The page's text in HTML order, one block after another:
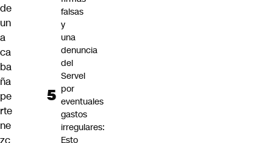
de
un
a
ca
ba
ña
pe
rte
ne
zc
falsas
y
una
denuncia
del
Servel
por
eventuales
gastos
irregulares:
Esto